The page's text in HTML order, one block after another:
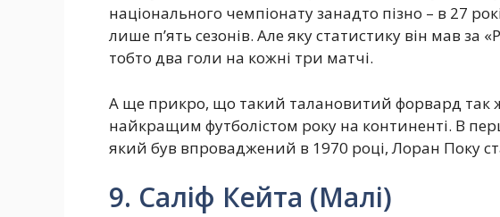
національного чемпіонату занадто пізно – в 27
лише п’ять сезонів. Але яку статистику він мав за
тобто два голи на кожні три матчі.
А ще прикро, що такий талановитий форвард так
найкращим футболістом року на континенті. В
який був впроваджений в 1970 році, Лоран Поку
9. Саліф Кейта (Малі)